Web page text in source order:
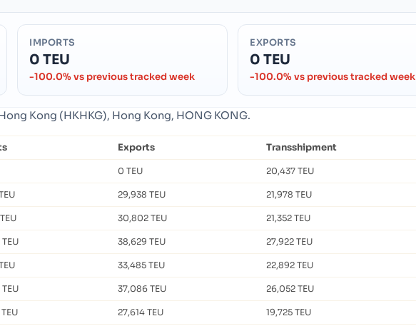
IMPORTS
0 TEU
-100.0% vs previous tracked week
EXPORTS
0 TEU
-100.0% vs previous tracked week
Kong (HKHKG), Hong Kong, HONG KONG.
Exports Transshipment
0 TEU 20,437 TEU
29,938 TEU 21,978 TEU
30,802 TEU 21,352 TEU
38,629 TEU 27,922 TEU
33,485 TEU 22,892 TEU
37,086 TEU 26,052 TEU
27,614 TEU 19,725 TEU